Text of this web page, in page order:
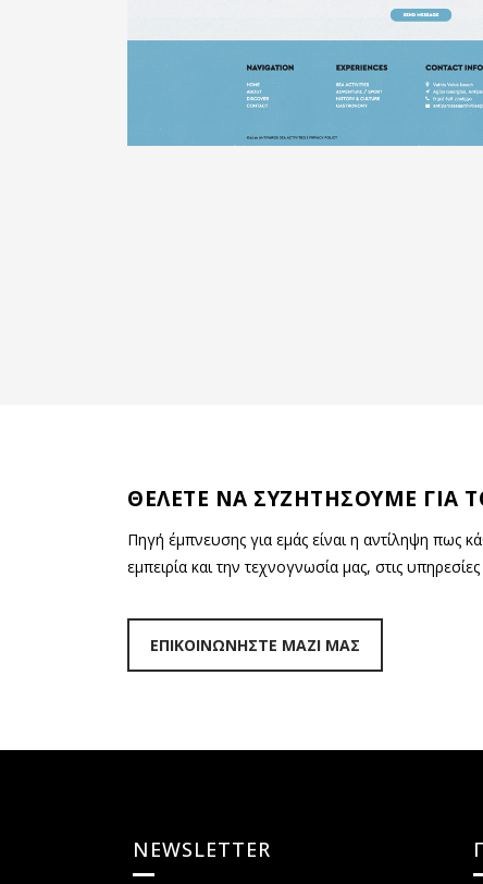
ΘΕΛΕΤΕ ΝΑ ΣΥΖΗΤΗΣΟΥΜΕ ΓΙΑ
Πηγή έμπνευσης για εμάς είναι η αντίληψη πως
εμπειρία και την τεχνογνωσία μας, στις
ΕΠΙΚΟΙΝΩΝΗΣΤΕ ΜΑΖΙ ΜΑΣ
NEWSLETTER